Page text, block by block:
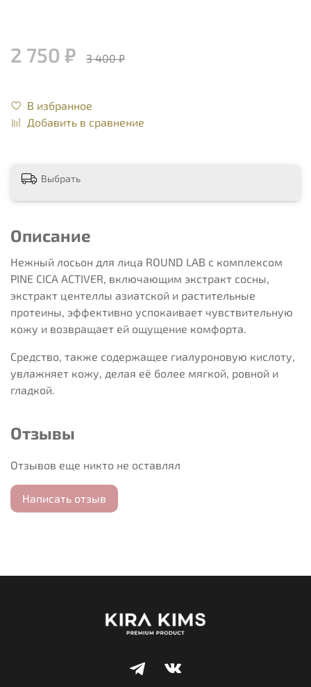
2 750 ₽ 3 400 ₽
В избранное
Добавить в сравнение
Выбрать
Описание
Нежный лосьон для лица ROUND LAB с комплексом
PINE CICA ACTIVER, включающим экстракт сосны,
экстракт центеллы азиатской и растительные
протеины, эффективно успокаивает чувствительную
кожу и возвращает ей ощущение комфорта.
Средство, также содержащее гиалуроновую кислоту,
увлажняет кожу, делая её более мягкой, ровной и
гладкой.
Отзывы
Отзывов еще никто не оставлял
Написать отзыв